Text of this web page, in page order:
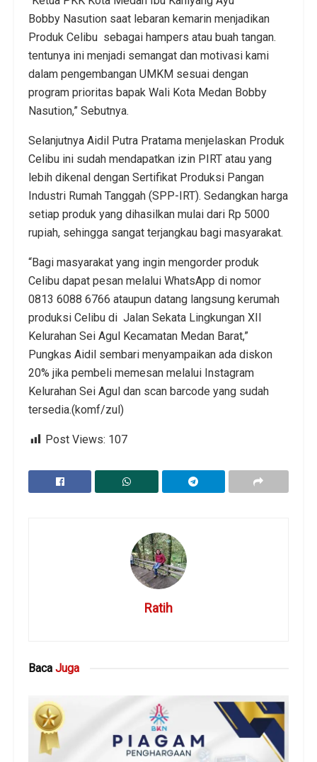
Bobby Nasution saat lebaran kemarin menjadikan
Produk Celibu sebagai hampers atau buah tangan.
tentunya ini menjadi semangat dan motivasi kami
dalam pengembangan UMKM sesuai dengan
program prioritas bapak Wali Kota Medan Bobby
Nasution,” Sebutnya.
Selanjutnya Aidil Putra Pratama menjelaskan Produk
Celibu ini sudah mendapatkan izin PIRT atau yang
lebih dikenal dengan Sertifikat Produksi Pangan
Industri Rumah Tanggah (SPP-IRT). Sedangkan harga
setiap produk yang dihasilkan mulai dari Rp 5000
rupiah, sehingga sangat terjangkau bagi masyarakat.
“Bagi masyarakat yang ingin mengorder produk
Celibu dapat pesan melalui WhatsApp di nomor
0813 6088 6766 ataupun datang langsung kerumah
produksi Celibu di Jalan Sekata Lingkungan XII
Kelurahan Sei Agul Kecamatan Medan Barat,”
Pungkas Aidil sembari menyampaikan ada diskon
20% jika pembeli memesan melalui Instagram
Kelurahan Sei Agul dan scan barcode yang sudah
tersedia.(komf/zul)
Post Views: 107
Ratih
Baca Juga